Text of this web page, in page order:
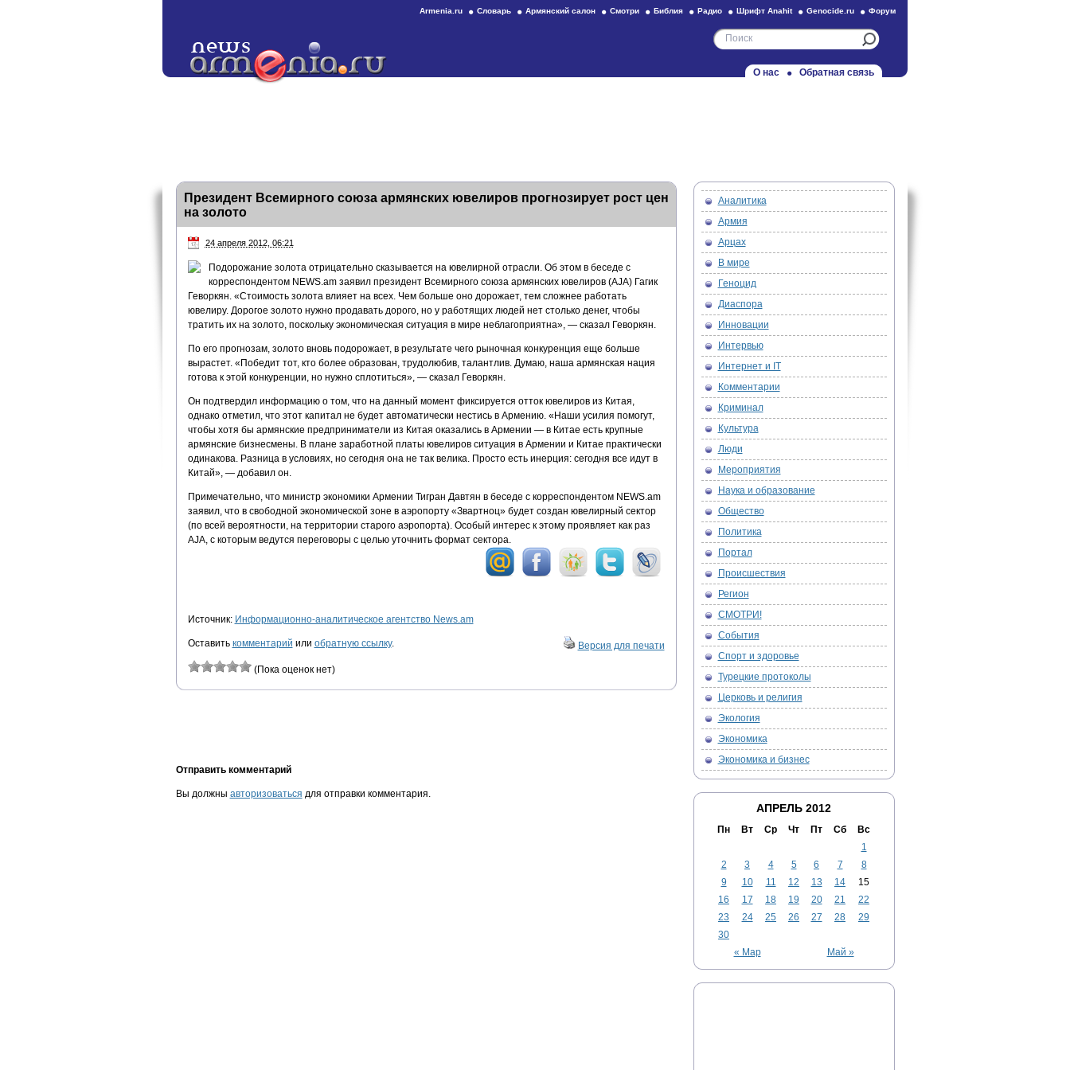
Armenia.ru Словарь Армянский салон Смотри Библия Радио Шрифт Anahit Genocide.ru Форум
О нас Обратная связь
Президент Всемирного союза армянских ювелиров прогнозирует рост цен
на золото
24 апреля 2012, 06:21
Подорожание золота отрицательно сказывается на ювелирной отрасли. Об этом в беседе с
корреспондентом NEWS.am заявил президент Всемирного союза армянских ювелиров (AJA) Гагик
Геворкян. «Стоимость золота влияет на всех. Чем больше оно дорожает, тем сложнее работать
ювелиру. Дорогое золото нужно продавать дорого, но у работящих людей нет столько денег, чтобы
тратить их на золото, поскольку экономическая ситуация в мире неблагоприятна», — сказал Геворкян.
По его прогнозам, золото вновь подорожает, в результате чего рыночная конкуренция еще больше
вырастет. «Победит тот, кто более образован, трудолюбив, талантлив. Думаю, наша армянская нация
готова к этой конкуренции, но нужно сплотиться», — сказал Геворкян.
Он подтвердил информацию о том, что на данный момент фиксируется отток ювелиров из Китая,
однако отметил, что этот капитал не будет автоматически нестись в Армению. «Наши усилия помогут,
чтобы хотя бы армянские предприниматели из Китая оказались в Армении — в Китае есть крупные
армянские бизнесмены. В плане заработной платы ювелиров ситуация в Армении и Китае практически
одинакова. Разница в условиях, но сегодня она не так велика. Просто есть инерция: сегодня все идут в
Китай», — добавил он.
Примечательно, что министр экономики Армении Тигран Давтян в беседе с корреспондентом NEWS.am
заявил, что в свободной экономической зоне в аэропорту «Звартноц» будет создан ювелирный сектор
(по всей вероятности, на территории старого аэропорта). Особый интерес к этому проявляет как раз
AJA, с которым ведутся переговоры с целью уточнить формат сектора.
Источник: Информационно-аналитическое агентство News.am
Оставить комментарий или обратную ссылку. Версия для печати
(Пока оценок нет)
Отправить комментарий
Вы должны авторизоваться для отправки комментария.
Аналитика
Армия
Арцах
В мире
Геноцид
Диаспора
Инновации
Интервью
Интернет и IT
Комментарии
Криминал
Культура
Люди
Мероприятия
Наука и образование
Общество
Политика
Портал
Происшествия
Регион
СМОТРИ!
События
Спорт и здоровье
Турецкие протоколы
Церковь и религия
Экология
Экономика
Экономика и бизнес
АПРЕЛЬ 2012
Пн Вт Ср Чт Пт Сб Вс
« Мар Май »
1
2
3 4 5 6 7
8
9
10 11 12 13 14
15
16
17 18 19 20 21
22
23
24 25 26 27 28
29
30